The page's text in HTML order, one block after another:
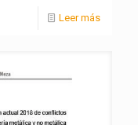
Leer más